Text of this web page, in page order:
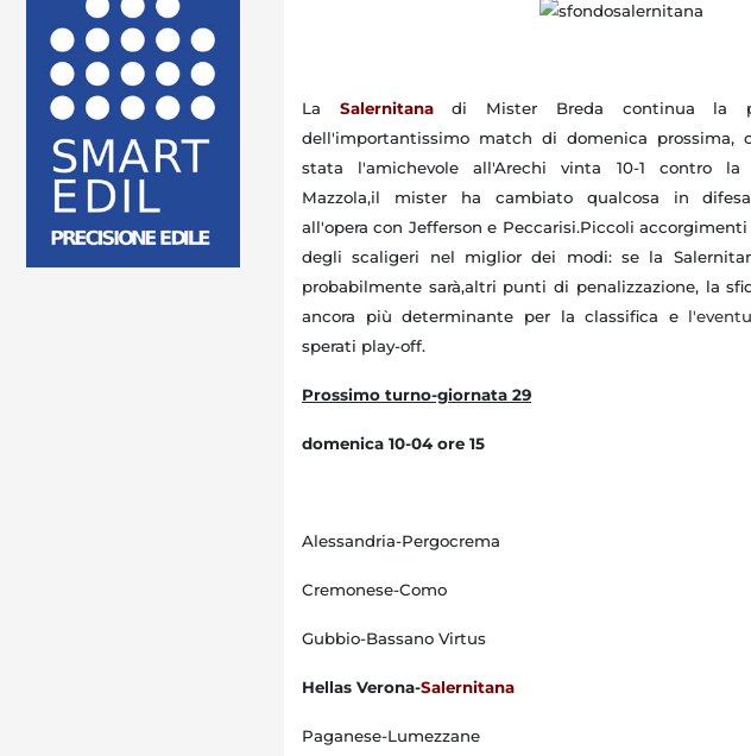
La Salernitanadi Mister Breda continua la
dell'importantissimo match di domenica prossima,
stata l'amichevole all'Arechi vinta 10-1 contro la
Mazzola,il mister ha cambiato qualcosa in
all'opera con Jefferson e Peccarisi.Piccoli
degli scaligeri nel miglior dei modi: se la
probabilmente sarà,altri punti di penalizzazione, la
ancora più determinante per la classifica e
sperati play-off.
Prossimo turno-giornata 29
domenica 10-04 ore 15
Alessandria-Pergocrema
Cremonese-Como
Gubbio-Bassano Virtus
Hellas Verona-Salernitana
Paganese-Lumezzane